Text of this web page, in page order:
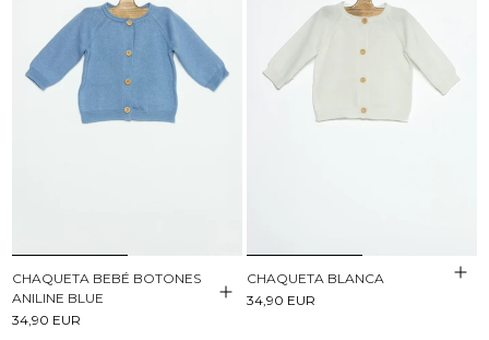
CHAQUETA BEBÉ BOTONES
ANILINE BLUE
34,90 EUR
CHAQUETA BLANCA
34,90 EUR